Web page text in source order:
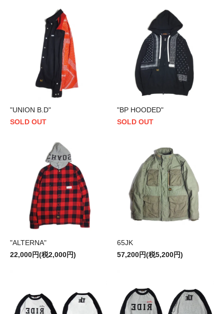
"UNION B.D"
SOLD OUT
"BP HOODED"
SOLD OUT
"ALTERNA"
22,000円(税2,000円)
65JK
57,200円(税5,200円)